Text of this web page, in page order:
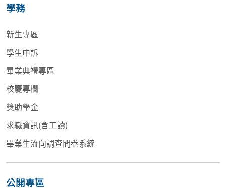
學務
新生專區
學生申訴
畢業典禮專區
校慶專欄
獎助學金
求職資訊(含工讀)
畢業生流向調查問卷系統
公開專區